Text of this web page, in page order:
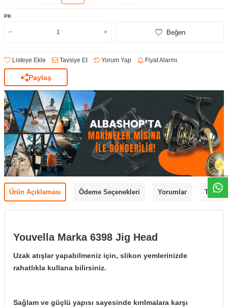
PK
Beğen
Listeye Ekle Tavsiye Et Yorum Yap Fiyat Alarmı
Paylaş
Ürün Açıklaması Ödeme Seçenekleri Yorumlar
Youvella Marka 6398 Jig Head
Uzak atışlar yapabilmeniz için, slikon yemlerinizde
rahatlıkla kullana bilirsiniz.
Sağlam ve güçlü yapısı sayesinde kırılmalara karşı